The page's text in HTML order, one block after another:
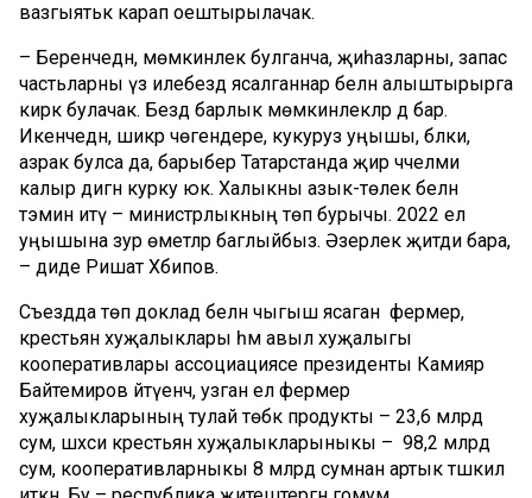
вазгыятькә карап оештырылачак.
– Беренчедән, мөмкинлек булганча, җиһазларны, запас
частьларны үз илебездә ясалганнар белән алыштырырга
кирәк булачак. Бездә барлык мөмкинлекләр дә бар.
Икенчедән, шикәр чөгендере, кукуруз уңышы, бәлки,
азрак булса да, барыбер Татарстанда җир чәчелми
калыр дигән курку юк. Халыкны азык-төлек белән
тәэмин итү – министрлыкның төп бурычы. 2022 ел
уңышына зур өметләр баглыйбыз. Әзерлек җитди бара,
– диде Ришат Хәбипов.
Съездда төп доклад белән чыгыш ясаган фермер,
крестьян хуҗалыклары һәм авыл хуҗалыгы
кооперативлары ассоциациясе президенты Камияр
Байтемиров әйтүенчә, узган ел фермер
хуҗалыкларының тулай төбәк продукты – 23,6 млрд
сум, шәхси крестьян хуҗалыкларыныкы – 98,2 млрд
сум, кооперативларныкы 8 млрд сумнан артык тәшкил